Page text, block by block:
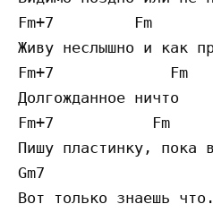
Fm+7         Fm
Живу неслышно и как
Fm+7             Fm
Долгожданное ничто
Fm+7           Fm
Пишу пластинку, пока
Gm7
Вот только знаешь